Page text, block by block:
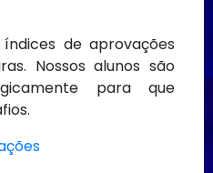
de aprovações
Nossos alunos são
para que